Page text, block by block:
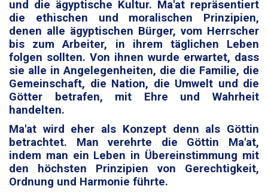
und die ägyptische Kultur. Ma'at repräsentiert
die ethischen und moralischen Prinzipien,
denen alle ägyptischen Bürger, vom Herrscher
bis zum Arbeiter, in ihrem täglichen Leben
folgen sollten. Von ihnen wurde erwartet, dass
sie alle in Angelegenheiten, die die Familie, die
Gemeinschaft, die Nation, die Umwelt und die
Götter betrafen, mit Ehre und Wahrheit
handelten.
Ma'at wird eher als Konzept denn als Göttin
betrachtet. Man verehrte die Göttin Ma'at,
indem man ein Leben in Übereinstimmung mit
den höchsten Prinzipien von Gerechtigkeit,
Ordnung und Harmonie führte.